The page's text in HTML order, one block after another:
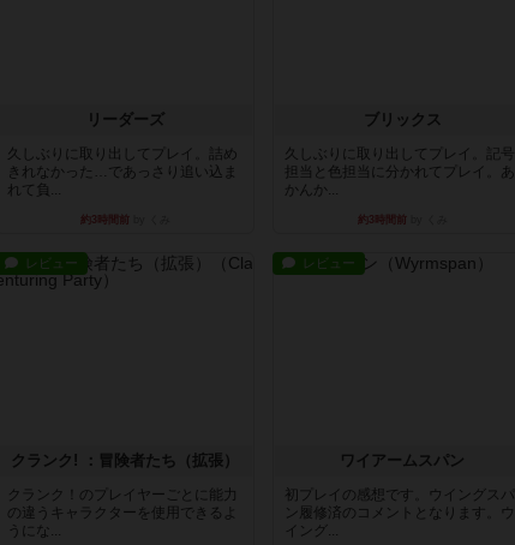
リーダーズ
久しぶりに取り出してプレイ。詰め
きれなかった…であっさり追い込ま
れて負...
約3時間前
ブリックス
久しぶりに取り出してプレイ。記号
担当と色担当に分かれてプレイ。あ
かんか...
約3時間前
レビュー
クランク! ：冒険者たち（拡張）
クランク！のプレイヤーごとに能力
の違うキャラクターを使用できるよ
うにな...
レビュー
ワイアームスパン
初プレイの感想です。ウイングスパ
ン履修済のコメントとなります。ウ
イング...